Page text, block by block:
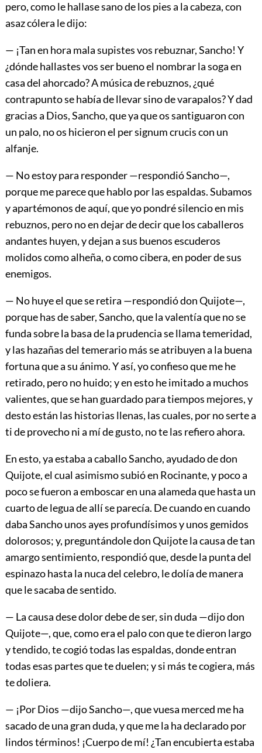
pero, como le hallase sano de los pies a la cabeza, con
asaz cólera le dijo:
— ¡Tan en hora mala supistes vos rebuznar, Sancho! Y
¿dónde hallastes vos ser bueno el nombrar la soga en
casa del ahorcado? A música de rebuznos, ¿qué
contrapunto se había de llevar sino de varapalos? Y dad
gracias a Dios, Sancho, que ya que os santiguaron con
un palo, no os hicieron el per signum crucis con un
alfanje.
— No estoy para responder —respondió Sancho—,
porque me parece que hablo por las espaldas. Subamos
y apartémonos de aquí, que yo pondré silencio en mis
rebuznos, pero no en dejar de decir que los caballeros
andantes huyen, y dejan a sus buenos escuderos
molidos como alheña, o como cibera, en poder de sus
enemigos.
— No huye el que se retira —respondió don Quijote—,
porque has de saber, Sancho, que la valentía que no se
funda sobre la basa de la prudencia se llama temeridad,
y las hazañas del temerario más se atribuyen a la buena
fortuna que a su ánimo. Y así, yo confieso que me he
retirado, pero no huido; y en esto he imitado a muchos
valientes, que se han guardado para tiempos mejores, y
desto están las historias llenas, las cuales, por no serte a
ti de provecho ni a mí de gusto, no te las refiero ahora.
En esto, ya estaba a caballo Sancho, ayudado de don
Quijote, el cual asimismo subió en Rocinante, y poco a
poco se fueron a emboscar en una alameda que hasta un
cuarto de legua de allí se parecía. De cuando en cuando
daba Sancho unos ayes profundísimos y unos gemidos
dolorosos; y, preguntándole don Quijote la causa de tan
amargo sentimiento, respondió que, desde la punta del
espinazo hasta la nuca del celebro, le dolía de manera
que le sacaba de sentido.
— La causa dese dolor debe de ser, sin duda —dijo don
Quijote—, que, como era el palo con que te dieron largo
y tendido, te cogió todas las espaldas, donde entran
todas esas partes que te duelen; y si más te cogiera, más
te doliera.
— ¡Por Dios —dijo Sancho—, que vuesa merced me ha
sacado de una gran duda, y que me la ha declarado por
lindos términos! ¡Cuerpo de mí! ¿Tan encubierta estaba